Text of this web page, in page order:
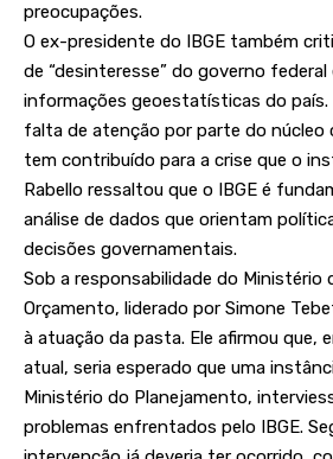
preocupações.
O ex-presidente do IBGE também
de “desinteresse” do governo federal
informações geoestatísticas do país.
falta de atenção por parte do núcleo
tem contribuído para a crise que o
Rabello ressaltou que o IBGE é
análise de dados que orientam
decisões governamentais.
Sob a responsabilidade do Ministério
Orçamento, liderado por Simone
à atuação da pasta. Ele afirmou que,
atual, seria esperado que uma
Ministério do Planejamento,
problemas enfrentados pelo IBGE.